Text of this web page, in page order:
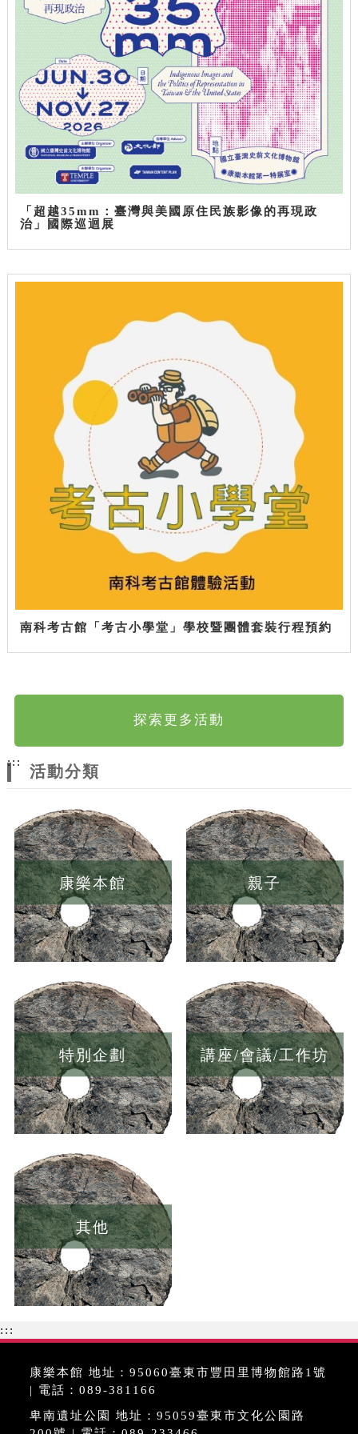
「超越35mm：臺灣與美國原住民族影像的再現政
治」國際巡迴展
南科考古館「考古小學堂」學校暨團體套裝行程預約
探索更多活動
:::
活動分類
康樂本館 親子
特別企劃 講座/會議/工作坊
其他
:::
康樂本館 地址：95060臺東市豐田里博物館路1號
| 電話：089-381166
卑南遺址公園 地址：95059臺東市文化公園路